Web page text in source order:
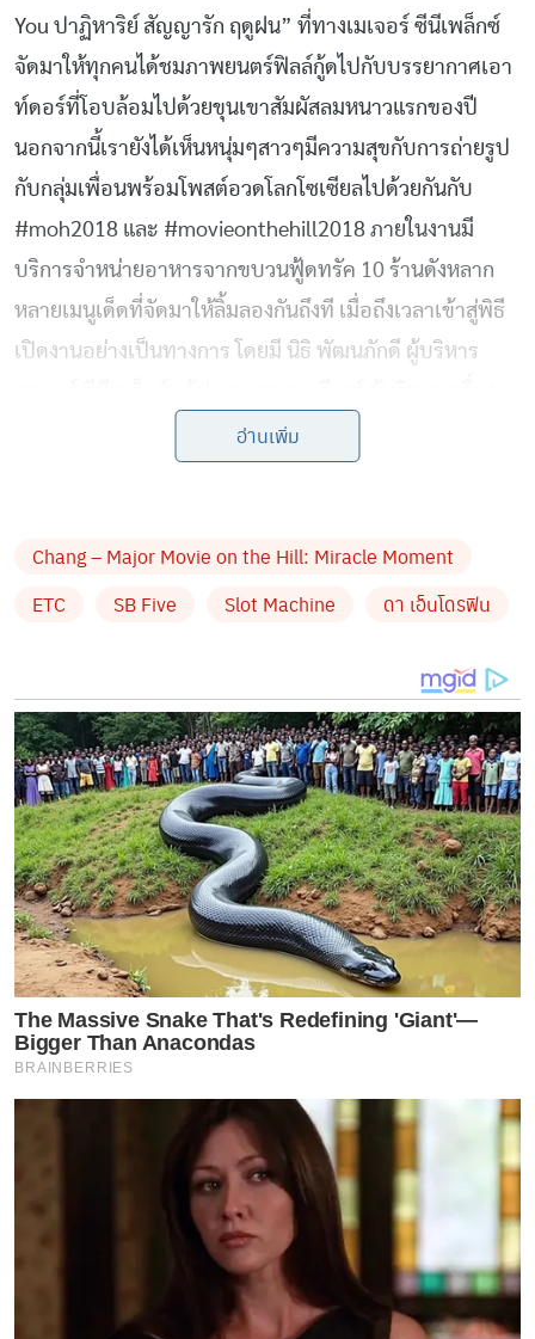
You ปาฏิหาริย์ สัญญารัก ฤดูฝน” ที่ทางเมเจอร์ ซีนีเพล็กซ์
จัดมาให้ทุกคนได้ชมภาพยนตร์ฟิลล์กู้ดไปกับบรรยากาศเอา
ท์ดอร์ที่โอบล้อมไปด้วยขุนเขาสัมผัสลมหนาวแรกของปี
นอกจากนี้เรายังได้เห็นหนุ่มๆสาวๆมีความสุขกับการถ่ายรูป
กับกลุ่มเพื่อนพร้อมโพสต์อวดโลกโซเซียลไปด้วยกันกับ
#moh2018 และ #movieonthehill2018 ภายในงานมี
บริการจำหน่ายอาหารจากขบวนฟู้ดทรัค 10 ร้านดังหลาก
หลายเมนูเด็ดที่จัดมาให้ลิ้มลองกันถึงที เมื่อถึงเวลาเข้าสู่พิธี
เปิดงานอย่างเป็นทางการ โดยมี นิธิ พัฒนภักดี ผู้บริหาร
ดื่มตราช้าง พร้อมด้วยพันธมิตรคนสำคัญ อาทิ บะหมี่กึ่ง
ทำการเปิดไฟ Tree of life ต้นไม้แห่งชีวิต สัญลักษณ์ของการ
จัดงานครั้งนี้ ให้สว่างไสวสวยงาม ถือเป็นการเปิดงานอย่าง
จากนั้นเริ่มต้นความสนุกในช่วงคอนเสิร์ต จาก 5 หนุ่ม
SBFiveบาส, คิมม่อน, เต้, คอปเตอร์ และ ตี๋ ที่ขนเพลงดัง
พร้อมเสียงร้องละมุนๆส่งพลังดาเมจกระแทกใจ ผ่าน
บทเพลงมาสะกดแฟนๆ ให้ตกอยู่ในภวังค์ และไม่พลาด
เอาใจแฟนคลับกับเพลงฮิตติดหูอย่าง Whenever มาให้
บรรดาแฟนคลับได้ร้องตาม พร้อมกับท่าเต้นน่ารักๆมาเรียก
เสียงกรี๊ดจากบรรดาแฟนคลับจนดังสนั่นไปทั่วเดอะบลูม
ตามมาด้วยอีก 5 หนุ่มจากวง
นางฟ้า, ปัจจุบัน ที่ชวนให้ทุกคนลุกขึ้นขยับแข้งขยับขาไป
พร้อมๆกับอีทีซี ตามมาด้วยเพลงฮิตซึ้งๆอย่างเพลงเจ้าชาย
นิทรา, คนที่ตามหา, เปลี่ยน, สักที และ เธอคือใคร มาให้
แฟนๆได้ร้องตามและอินไปตามๆกัน
อ่านเพิ่ม
Chang – Major Movie on the Hill: Miracle Moment
ETC
SB Five Slot Machine ดา เอ็นโดรฟิน
The Massive Snake That's Redefining 'Giant'—
Bigger Than Anacondas
BRAINBERRIES